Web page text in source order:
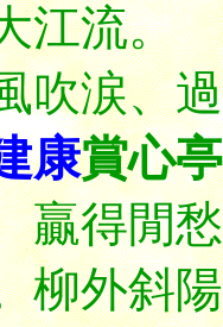
大江流
吹涙、
康賞心亭
贏得閒
柳外斜